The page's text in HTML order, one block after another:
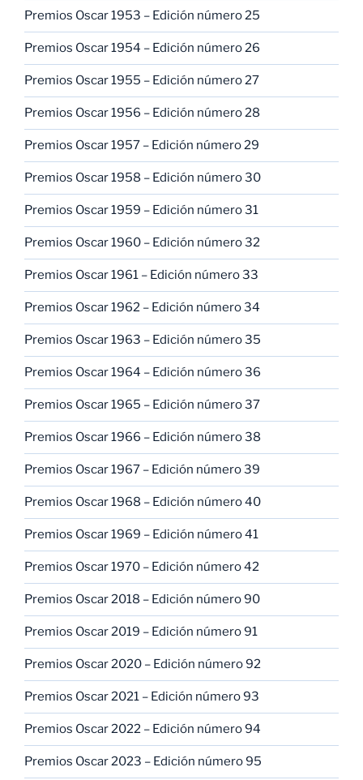
Premios Oscar 1953 – Edición número 25
Premios Oscar 1954 – Edición número 26
Premios Oscar 1955 – Edición número 27
Premios Oscar 1956 – Edición número 28
Premios Oscar 1957 – Edición número 29
Premios Oscar 1958 – Edición número 30
Premios Oscar 1959 – Edición número 31
Premios Oscar 1960 – Edición número 32
Premios Oscar 1961 – Edición número 33
Premios Oscar 1962 – Edición número 34
Premios Oscar 1963 – Edición número 35
Premios Oscar 1964 – Edición número 36
Premios Oscar 1965 – Edición número 37
Premios Oscar 1966 – Edición número 38
Premios Oscar 1967 – Edición número 39
Premios Oscar 1968 – Edición número 40
Premios Oscar 1969 – Edición número 41
Premios Oscar 1970 – Edición número 42
Premios Oscar 2018 – Edición número 90
Premios Oscar 2019 – Edición número 91
Premios Oscar 2020 – Edición número 92
Premios Oscar 2021 – Edición número 93
Premios Oscar 2022 – Edición número 94
Premios Oscar 2023 – Edición número 95